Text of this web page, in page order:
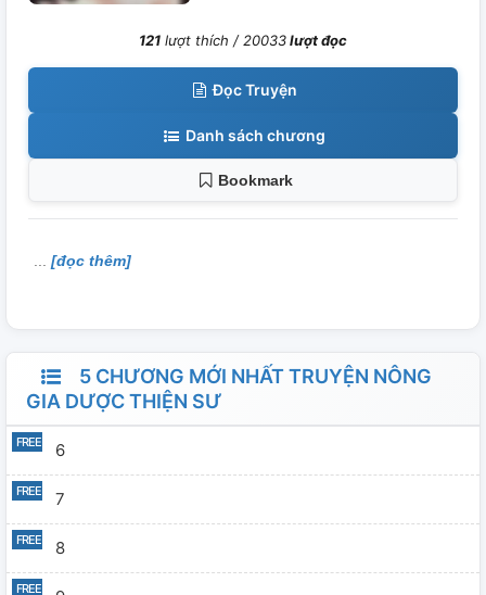
121 lượt thích /20033lượt đọc
Đọc Truyện
Danh sách chương
Bookmark
[đọc thêm]
5 CHƯƠNG MỚI NHẤT TRUYỆN NÔNG
GIA DƯỢC THIỆN SƯ
6
7
8